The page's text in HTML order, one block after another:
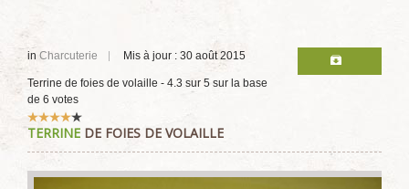
in Charcuterie Mis à jour : 30 août 2015
Terrine de foies de volaille - 4.3 sur 5 sur la base
de 6 votes
Vote
utilisateur: 4/5
TERRINE DE FOIES DE VOLAILLE